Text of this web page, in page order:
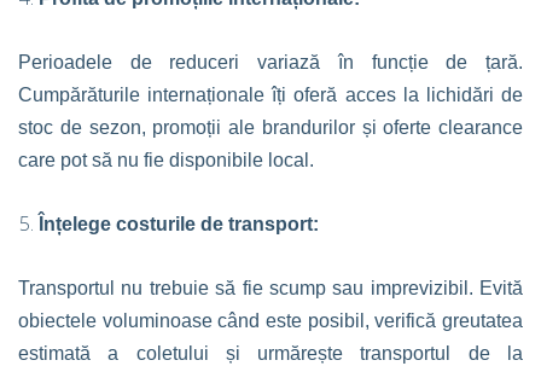
Perioadele de reduceri variază în funcție de țară.
Cumpărăturile internaționale îți oferă acces la lichidări de
stoc de sezon, promoții ale brandurilor și oferte clearance
care pot să nu fie disponibile local.
Înțelege costurile de transport:
Transportul nu trebuie să fie scump sau imprevizibil. Evită
obiectele voluminoase când este posibil, verifică greutatea
estimată a coletului și urmărește transportul de la